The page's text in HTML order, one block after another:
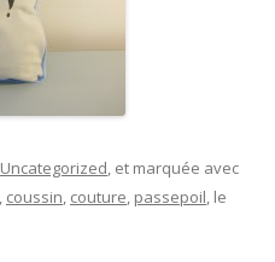
Uncategorized , et marquée avec
coussin couture passepoil , le